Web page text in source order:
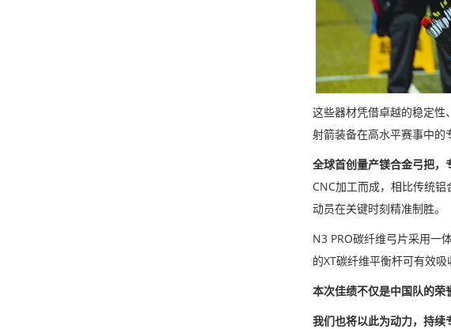
这些器材凭借卓越的稳定性
射箭装备在高水平赛事中的
全球首创量产镁合金弓把
CNC加工而成，相比传统
动员在关键时刻精准制胜。
N3 PRO碳纤维弓片采用一
的XT碳纤维平衡杆可有效
本次佳绩不仅是中国队的荣
我们也将以此为动力，持续